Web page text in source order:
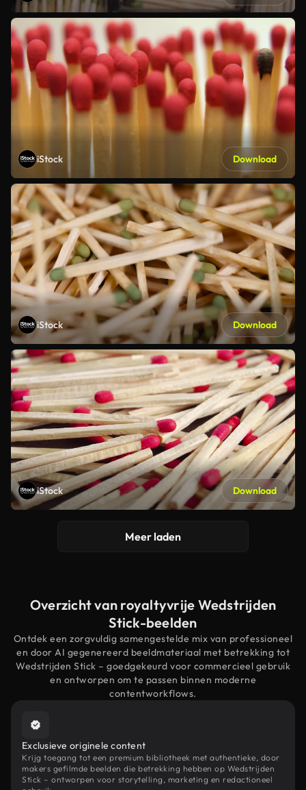
iStock Download
iStock Download
iStock Download
Meer laden
Overzicht van royaltyvrije Wedstrijden
Stick-beelden
Ontdek een zorgvuldig samengestelde mix van professioneel
en door AI gegenereerd beeldmateriaal met betrekking tot
Wedstrijden Stick – goedgekeurd voor commercieel gebruik
en ontworpen om te passen binnen moderne
contentworkflows.
Exclusieve originele content
Krijg toegang tot een premium bibliotheek met authentieke, door
makers gefilmde beelden die betrekking hebben op Wedstrijden
Stick – ontworpen voor storytelling, marketing en redactioneel